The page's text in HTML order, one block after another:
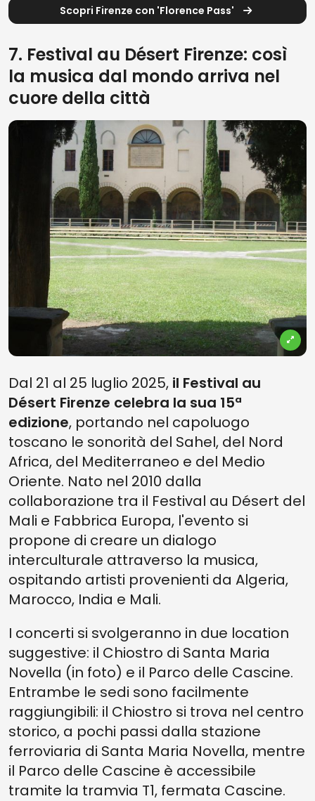
Scopri Firenze con 'Florence Pass'
7. Festival au Désert Firenze: così
la musica dal mondo arriva nel
cuore della città
Dal 21 al 25 luglio 2025, il Festival au
Désert Firenze celebra la sua 15ª
edizione, portando nel capoluogo
toscano le sonorità del Sahel, del Nord
Africa, del Mediterraneo e del Medio
Oriente. Nato nel 2010 dalla
collaborazione tra il Festival au Désert del
Mali e Fabbrica Europa, l'evento si
propone di creare un dialogo
interculturale attraverso la musica,
ospitando artisti provenienti da Algeria,
Marocco, India e Mali.
I concerti si svolgeranno in due location
suggestive: il Chiostro di Santa Maria
Novella (in foto) e il Parco delle Cascine.
Entrambe le sedi sono facilmente
raggiungibili: il Chiostro si trova nel centro
storico, a pochi passi dalla stazione
ferroviaria di Santa Maria Novella, mentre
il Parco delle Cascine è accessibile
tramite la tramvia T1, fermata Cascine.